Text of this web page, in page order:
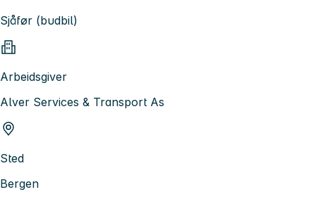
Sjåfør (budbil)
Arbeidsgiver
Alver Services & Transport As
Sted
Bergen